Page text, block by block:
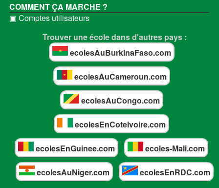
COMMENT ÇA MARCHE ?
▣ Comptes utilisateurs
Trouver une école dans d'autres pays :
ecolesAuBurkinaFaso.com
ecolesAuCameroun.com
ecolesAuCongo.com
ecolesEnCoteIvoire.com
ecolesEnGuinee.com ecoles-Mali.com
ecolesAuNiger.com ecolesEnRDC.com